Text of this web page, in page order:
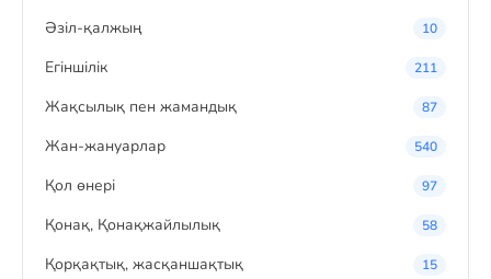
Әзіл-қалжың 10
Егіншілік 211
Жақсылық пен жамандық 87
Жан-жануарлар 540
Қол өнері 97
Қонақ, Қонақжайлылық 58
Қорқақтық, жасқаншақтық 15